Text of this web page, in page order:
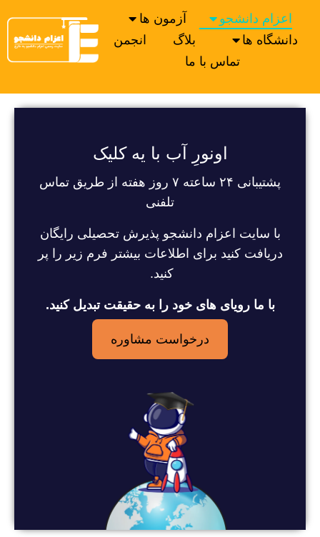
اعزام دانشجو
آزمون ها
دانشگاه ها
بلاگ
انجمن
تماس با ما
اونورِ آب با یه کلیک
پشتیبانی ۲۴ ساعته ۷ روز هفته از طریق تماس
تلفنی
با سایت اعزام دانشجو پذیرش تحصیلی رایگان
دریافت کنید برای اطلاعات بیشتر فرم زیر را پر
کنید.
با ما رویای های خود را به حقیقت تبدیل کنید.
درخواست مشاوره